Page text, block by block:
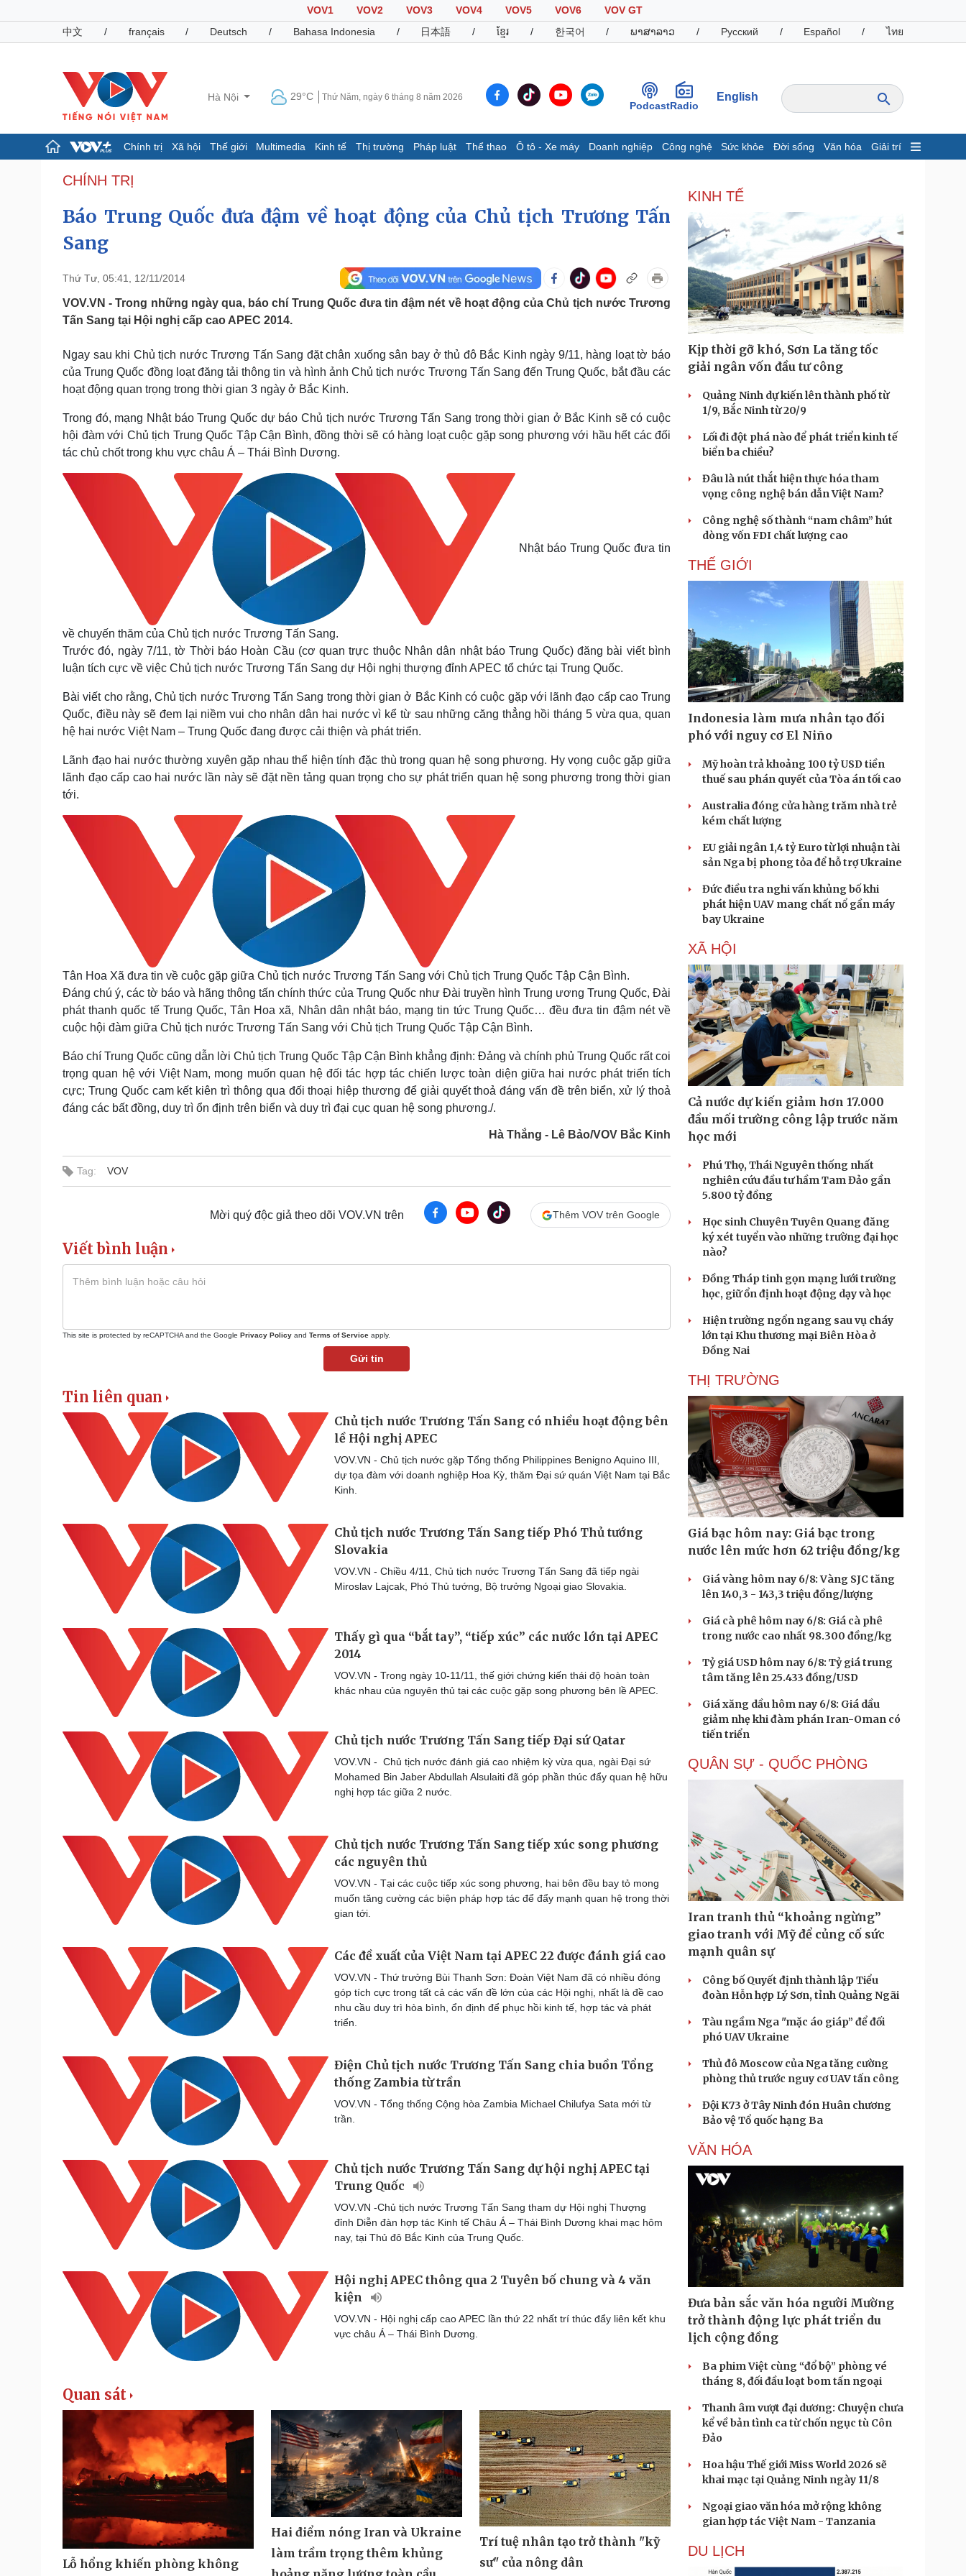
VOV1 VOV2 VOV3 VOV4 VOV5 VOV6
VOV GT
中文
/ français / Deutsch / Bahasa Indonesia / 日本語 / ខ្មែរ / 한국어 / ພາສາລາວ / Русский / Español / ไทย
Hà Nội 29°C Thứ Năm, ngày 6 tháng 8 năm 2026
PodcastRadio
English
Chính trị Xã hội Thế giới Multimedia Kinh tế Thị trường Pháp luật Thể thao Ô tô - Xe máy Doanh nghiệp Công nghệ Sức khỏe Đời sống Văn hóa Giải trí
Chính trị
Tổ chức nhân sự
Quốc hội
Nhận diện sự thật
Dự báo thời tiết
Giáo dục
Cuộc sống đó đây
Hồ sơ
Ảnh
E-Magazine
Bất động sản
Khởi nghiệp
Tiêu dùng
Chứng khoán
Giá cà phê
Pháp luật
Vụ án
Quân sự - Quốc phòng
Vũ khí
Thể thao
eSports
Hậu trường
Ô tô - Xe máy
Doanh nghiệp
Thông tin doanh nghiệp
Doanh nghiệp 24h
Doanh nhân
Vì cộng đồng
Công nghệ
Sành điệu
Tin Công nghệ
Trải nghiệm
Chuyển đổi số
Dinh dưỡng - món ngon
Cây thuốc
Sản phụ khoa
Nam khoa
Làm đẹp - giảm cân
Phòng mạch online
Ăn sạch sống khỏe
Nhà đẹp
Blog
Tình yêu - Gia đình
Sân khấu - Điện ảnh
Văn học
Nghệ sĩ
Thời trang
Tư vấn
Săn Tour
Podcast
Câu chuyện thời sự
Đọc truyện đêm khuya
Hạt giống tâm hồn
Cải chính
CHÍNH TRỊ
Báo Trung Quốc đưa đậm về hoạt động của Chủ tịch Trương Tấn
Sang
Thứ Tư, 05:41, 12/11/2014
VOV.VN - Trong những ngày qua, báo chí Trung Quốc đưa tin đậm nét về hoạt động của Chủ tịch nước Trương
Tấn Sang tại Hội nghị cấp cao APEC 2014.
Ngay sau khi Chủ tịch nước Trương Tấn Sang đặt chân xuống sân bay ở thủ đô Bắc Kinh ngày 9/11, hàng loạt tờ báo
của Trung Quốc đồng loạt đăng tải thông tin và hình ảnh Chủ tịch nước Trương Tấn Sang đến Trung Quốc, bắt đầu các
hoạt động quan trọng trong thời gian 3 ngày ở Bắc Kinh.
Trong đó, mạng Nhật báo Trung Quốc dự báo Chủ tịch nước Trương Tấn Sang trong thời gian ở Bắc Kinh sẽ có cuộc
hội đàm với Chủ tịch Trung Quốc Tập Cận Bình, đồng thời sẽ có hàng loạt cuộc gặp song phương với hầu hết các đối
tác chủ chốt trong khu vực châu Á – Thái Bình Dương.
Nhật báo Trung Quốc đưa tin
về chuyến thăm của Chủ tịch nước Trương Tấn Sang.
Trước đó, ngày 7/11, tờ Thời báo Hoàn Cầu (cơ quan trực thuộc Nhân dân nhật báo Trung Quốc) đăng bài viết bình
luận tích cực về việc Chủ tịch nước Trương Tấn Sang dự Hội nghị thượng đỉnh APEC tổ chức tại Trung Quốc.
Bài viết cho rằng, Chủ tịch nước Trương Tấn Sang trong thời gian ở Bắc Kinh có cuộc gặp với lãnh đạo cấp cao Trung
Quốc, điều này sẽ đem lại niềm vui cho nhân dân hai nước vì kể từ sau những căng thẳng hồi tháng 5 vừa qua, quan
hệ hai nước Việt Nam – Trung Quốc đang được cải thiện và phát triển.
Lãnh đạo hai nước thường xuyên gặp nhau thể hiện tính đặc thù trong quan hệ song phương. Hy vọng cuộc gặp giữa
lãnh đạo cấp cao hai nước lần này sẽ đặt nền tảng quan trọng cho sự phát triển quan hệ song phương trong thời gian
tới.
Tân Hoa Xã đưa tin về cuộc gặp giữa Chủ tịch nước Trương Tấn Sang với Chủ tịch Trung Quốc Tập Cận Bình.
Đáng chú ý, các tờ báo và hãng thông tấn chính thức của Trung Quốc như Đài truyền hình Trung ương Trung Quốc, Đài
phát thanh quốc tế Trung Quốc, Tân Hoa xã, Nhân dân nhật báo, mạng tin tức Trung Quốc… đều đưa tin đậm nét về
cuộc hội đàm giữa Chủ tịch nước Trương Tấn Sang với Chủ tịch Trung Quốc Tập Cận Bình.
Báo chí Trung Quốc cũng dẫn lời Chủ tịch Trung Quốc Tập Cận Bình khẳng định: Đảng và chính phủ Trung Quốc rất coi
trọng quan hệ với Việt Nam, mong muốn quan hệ đối tác hợp tác chiến lược toàn diện giữa hai nước phát triển tích
cực; Trung Quốc cam kết kiên trì thông qua đối thoại hiệp thương để giải quyết thoả đáng vấn đề trên biển, xử lý thoả
đáng các bất đồng, duy trì ổn định trên biển và duy trì đại cục quan hệ song phương./.
Hà Thắng - Lê Bảo/VOV Bắc Kinh
Tag: VOV
Mời quý độc giả theo dõi VOV.VN trên Thêm VOV trên Google
Viết bình luận
This site is protected by reCAPTCHA and the Google Privacy Policy and Terms of Service apply.
Gửi tin
Tin liên quan
Chủ tịch nước Trương Tấn Sang có nhiều hoạt động bên
lề Hội nghị APEC
VOV.VN - Chủ tịch nước gặp Tổng thống Philippines Benigno Aquino III,
dự tọa đàm với doanh nghiệp Hoa Kỳ, thăm Đại sứ quán Việt Nam tại Bắc
Kinh.
Chủ tịch nước Trương Tấn Sang tiếp Phó Thủ tướng
Slovakia
VOV.VN - Chiều 4/11, Chủ tịch nước Trương Tấn Sang đã tiếp ngài
Miroslav Lajcak, Phó Thủ tướng, Bộ trưởng Ngoại giao Slovakia.
Thấy gì qua “bắt tay”, “tiếp xúc” các nước lớn tại APEC
2014
VOV.VN - Trong ngày 10-11/11, thế giới chứng kiến thái độ hoàn toàn
khác nhau của nguyên thủ tại các cuộc gặp song phương bên lề APEC.
Chủ tịch nước Trương Tấn Sang tiếp Đại sứ Qatar
VOV.VN - Chủ tịch nước đánh giá cao nhiệm kỳ vừa qua, ngài Đại sứ
Mohamed Bin Jaber Abdullah Alsulaiti đã góp phần thúc đẩy quan hệ hữu
nghị hợp tác giữa 2 nước.
Chủ tịch nước Trương Tấn Sang tiếp xúc song phương
các nguyên thủ
VOV.VN - Tại các cuộc tiếp xúc song phương, hai bên đều bay tỏ mong
muốn tăng cường các biện pháp hợp tác để đẩy mạnh quan hệ trong thời
gian tới.
Các đề xuất của Việt Nam tại APEC 22 được đánh giá cao
VOV.VN - Thứ trưởng Bùi Thanh Sơn: Đoàn Việt Nam đã có nhiều đóng
góp tích cực trong tất cả các vấn đề lớn của các Hội nghị, nhất là đề cao
nhu cầu duy trì hòa bình, ổn định để phục hồi kinh tế, hợp tác và phát
triển.
Điện Chủ tịch nước Trương Tấn Sang chia buồn Tổng
thống Zambia từ trần
VOV.VN - Tổng thống Cộng hòa Zambia Michael Chilufya Sata mới từ
trần.
Chủ tịch nước Trương Tấn Sang dự hội nghị APEC tại
Trung Quốc
VOV.VN -Chủ tịch nước Trương Tấn Sang tham dự Hội nghị Thượng
đỉnh Diễn đàn hợp tác Kinh tế Châu Á – Thái Bình Dương khai mạc hôm
nay, tại Thủ đô Bắc Kinh của Trung Quốc.
Hội nghị APEC thông qua 2 Tuyên bố chung và 4 văn
kiện
VOV.VN - Hội nghị cấp cao APEC lần thứ 22 nhất trí thúc đẩy liên kết khu
vực châu Á – Thái Bình Dương.
Quan sát
Lỗ hổng khiến phòng không
Hai điểm nóng Iran và Ukraine
làm trầm trọng thêm khủng
Trí tuệ nhân tạo trở thành "kỹ
sư" của nông dân
KINH TẾ
Kịp thời gỡ khó, Sơn La tăng tốc
giải ngân vốn đầu tư công
Quảng Ninh dự kiến lên thành phố từ
1/9, Bắc Ninh từ 20/9
Lối đi đột phá nào để phát triển kinh tế
biển ba chiều?
Đâu là nút thắt hiện thực hóa tham
vọng công nghệ bán dẫn Việt Nam?
Công nghệ số thành “nam châm” hút
dòng vốn FDI chất lượng cao
THẾ GIỚI
Indonesia làm mưa nhân tạo đối
phó với nguy cơ El Niño
Mỹ hoàn trả khoảng 100 tỷ USD tiền
thuế sau phán quyết của Tòa án tối cao
Australia đóng cửa hàng trăm nhà trẻ
kém chất lượng
EU giải ngân 1,4 tỷ Euro từ lợi nhuận tài
sản Nga bị phong tỏa để hỗ trợ Ukraine
Đức điều tra nghi vấn khủng bố khi
phát hiện UAV mang chất nổ gần máy
bay Ukraine
XÃ HỘI
Cả nước dự kiến giảm hơn 17.000
đầu mối trường công lập trước năm
học mới
Phú Thọ, Thái Nguyên thống nhất
nghiên cứu đầu tư hầm Tam Đảo gần
5.800 tỷ đồng
Học sinh Chuyên Tuyên Quang đăng
ký xét tuyển vào những trường đại học
nào?
Đồng Tháp tinh gọn mạng lưới trường
học, giữ ổn định hoạt động dạy và học
Hiện trường ngổn ngang sau vụ cháy
lớn tại Khu thương mại Biên Hòa ở
Đồng Nai
THỊ TRƯỜNG
Giá bạc hôm nay: Giá bạc trong
nước lên mức hơn 62 triệu đồng/kg
Giá vàng hôm nay 6/8: Vàng SJC tăng
lên 140,3 - 143,3 triệu đồng/lượng
Giá cà phê hôm nay 6/8: Giá cà phê
trong nước cao nhất 98.300 đồng/kg
Tỷ giá USD hôm nay 6/8: Tỷ giá trung
tâm tăng lên 25.433 đồng/USD
Giá xăng dầu hôm nay 6/8: Giá dầu
giảm nhẹ khi đàm phán Iran-Oman có
tiến triển
QUÂN SỰ - QUỐC PHÒNG
Iran tranh thủ “khoảng ngừng”
giao tranh với Mỹ để củng cố sức
mạnh quân sự
Công bố Quyết định thành lập Tiểu
đoàn Hỗn hợp Lý Sơn, tỉnh Quảng Ngãi
Tàu ngầm Nga "mặc áo giáp” để đối
phó UAV Ukraine
Thủ đô Moscow của Nga tăng cường
phòng thủ trước nguy cơ UAV tấn công
Đội K73 ở Tây Ninh đón Huân chương
Bảo vệ Tổ quốc hạng Ba
VĂN HÓA
Đưa bản sắc văn hóa người Mường
trở thành động lực phát triển du
lịch cộng đồng
Ba phim Việt cùng “đổ bộ” phòng vé
tháng 8, đối đầu loạt bom tấn ngoại
Thanh âm vượt đại dương: Chuyện chưa
kể về bản tình ca từ chốn ngục tù Côn
Đảo
Hoa hậu Thế giới Miss World 2026 sẽ
khai mạc tại Quảng Ninh ngày 11/8
Ngoại giao văn hóa mở rộng không
gian hợp tác Việt Nam - Tanzania
DU LỊCH